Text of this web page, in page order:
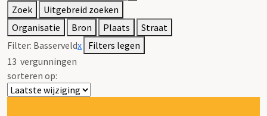
Zoek
Uitgebreid zoeken
Organisatie
Bron Plaats
Straat
Filter: Basserveldx Filters legen
13 vergunningen
sorteren op: